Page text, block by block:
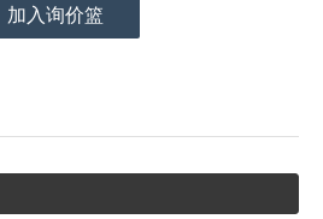
加入询价篮